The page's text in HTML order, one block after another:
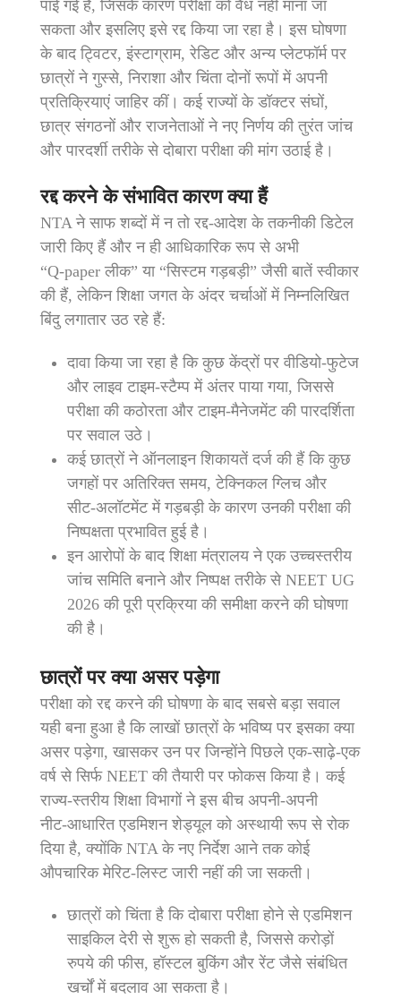
पाई गई हैं, जिसके कारण परीक्षा को वैध नहीं माना जा
सकता और इसलिए इसे रद्द किया जा रहा है। इस घोषणा
के बाद ट्विटर, इंस्टाग्राम, रेडिट और अन्य प्लेटफॉर्म पर
छात्रों ने गुस्से, निराशा और चिंता दोनों रूपों में अपनी
प्रतिक्रियाएं जाहिर कीं। कई राज्यों के डॉक्टर संघों,
छात्र संगठनों और राजनेताओं ने नए निर्णय की तुरंत जांच
और पारदर्शी तरीके से दोबारा परीक्षा की मांग उठाई है।
रद्द करने के संभावित कारण क्या हैं
NTA ने साफ शब्दों में न तो रद्द‑आदेश के तकनीकी डिटेल
जारी किए हैं और न ही आधिकारिक रूप से अभी
“Q‑paper लीक” या “सिस्टम गड़बड़ी” जैसी बातें स्वीकार
की हैं, लेकिन शिक्षा जगत के अंदर चर्चाओं में निम्नलिखित
बिंदु लगातार उठ रहे हैं:
दावा किया जा रहा है कि कुछ केंद्रों पर वीडियो‑फुटेज
और लाइव टाइम‑स्टैम्प में अंतर पाया गया, जिससे
परीक्षा की कठोरता और टाइम‑मैनेजमेंट की पारदर्शिता
पर सवाल उठे।
कई छात्रों ने ऑनलाइन शिकायतें दर्ज की हैं कि कुछ
जगहों पर अतिरिक्त समय, टेक्निकल ग्लिच और
सीट‑अलॉटमेंट में गड़बड़ी के कारण उनकी परीक्षा की
निष्पक्षता प्रभावित हुई है।
इन आरोपों के बाद शिक्षा मंत्रालय ने एक उच्चस्तरीय
जांच समिति बनाने और निष्पक्ष तरीके से NEET UG
2026 की पूरी प्रक्रिया की समीक्षा करने की घोषणा
की है।
छात्रों पर क्या असर पड़ेगा
परीक्षा को रद्द करने की घोषणा के बाद सबसे बड़ा सवाल
यही बना हुआ है कि लाखों छात्रों के भविष्य पर इसका क्या
असर पड़ेगा, खासकर उन पर जिन्होंने पिछले एक‑साढ़े‑एक
वर्ष से सिर्फ NEET की तैयारी पर फोकस किया है। कई
राज्य‑स्तरीय शिक्षा विभागों ने इस बीच अपनी‑अपनी
नीट‑आधारित एडमिशन शेड्यूल को अस्थायी रूप से रोक
दिया है, क्योंकि NTA के नए निर्देश आने तक कोई
औपचारिक मेरिट‑लिस्ट जारी नहीं की जा सकती।
छात्रों को चिंता है कि दोबारा परीक्षा होने से एडमिशन
साइकिल देरी से शुरू हो सकती है, जिससे करोड़ों
रुपये की फीस, हॉस्टल बुकिंग और रेंट जैसे संबंधित
खर्चों में बदलाव आ सकता है।